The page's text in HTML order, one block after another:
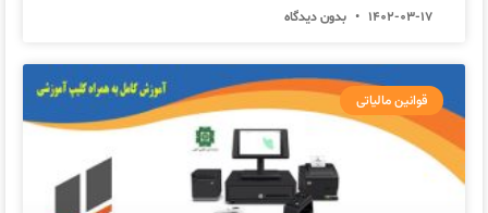
1402-03-17 بدون دیدگاه
قوانین مالیاتی